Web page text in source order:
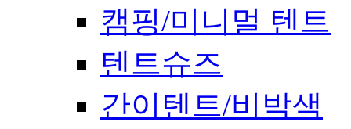
캠핑/미니멀 텐트
텐트슈즈
간이텐트/비박색